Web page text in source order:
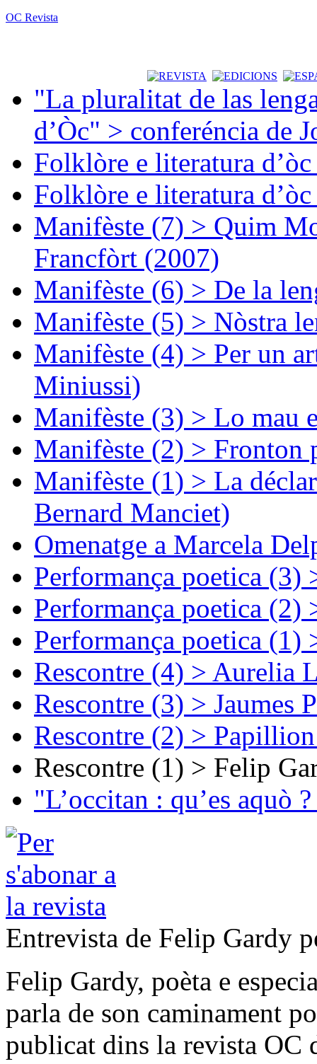
OC Revista
"La pluralitat de las
d’Òc" > conferéncia de
Folklòre e literatura
Folklòre e literatura
Manifèste (7) > Quim
Francfòrt (2007)
Manifèste (6) > De la
Manifèste (5) > Nòstra
Manifèste (4) > Per un
Miniussi)
Manifèste (3) > Lo mau
Manifèste (2) > Fronton
Manifèste (1) > La
Bernard Manciet)
Omenatge a Marcela
Performança poetica (3)
Performança poetica (2)
Performança poetica (1)
Rescontre (4) > Aurelia
Rescontre (3) > Jaumes
Rescontre (2) >
Rescontre (1) > Felip
"L’occitan : qu’es aquò
Entrevista de Felip Gardy
Felip Gardy, poèta e
parla de son caminament
publicat dins la revista OC